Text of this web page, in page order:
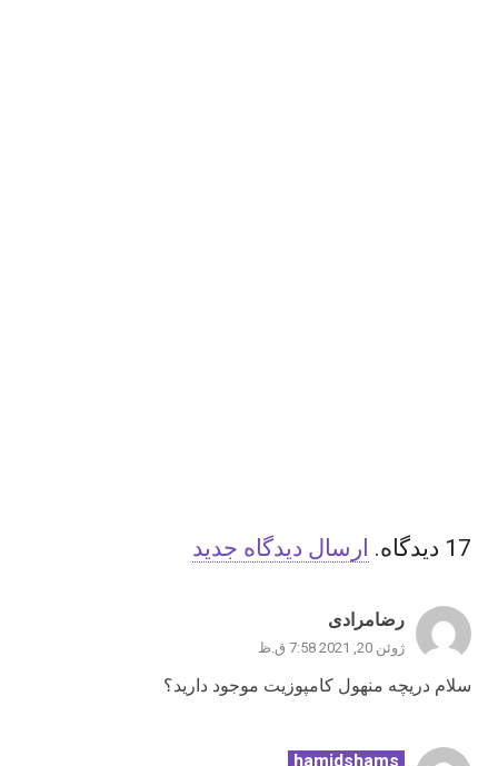
17 دیدگاه. ارسال دیدگاه جدید
رضامرادی
ژوئن 20, 2021 7:58 ق.ظ
سلام دریچه منهول کامپوزیت موجود دارید؟
hamidshams